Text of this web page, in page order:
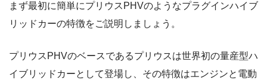
まず最初に簡単にプリウスPHVのようなプラグインハイブ
リッドカーの特徴をご説明しましょう。
プリウスPHVのベースであるプリウスは世界初の量産型ハ
イブリッドカーとして登場し、その特徴はエンジンと電動